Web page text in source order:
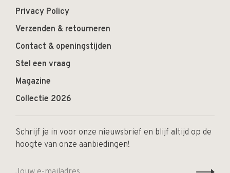
Privacy Policy
Verzenden & retourneren
Contact & openingstijden
Stel een vraag
Magazine
Collectie 2026
Schrijf je in voor onze nieuwsbrief en blijf altijd op de
hoogte van onze aanbiedingen!